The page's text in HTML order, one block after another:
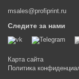
msales@profiprint.ru
Следите за нами
Карта сайта
Политика